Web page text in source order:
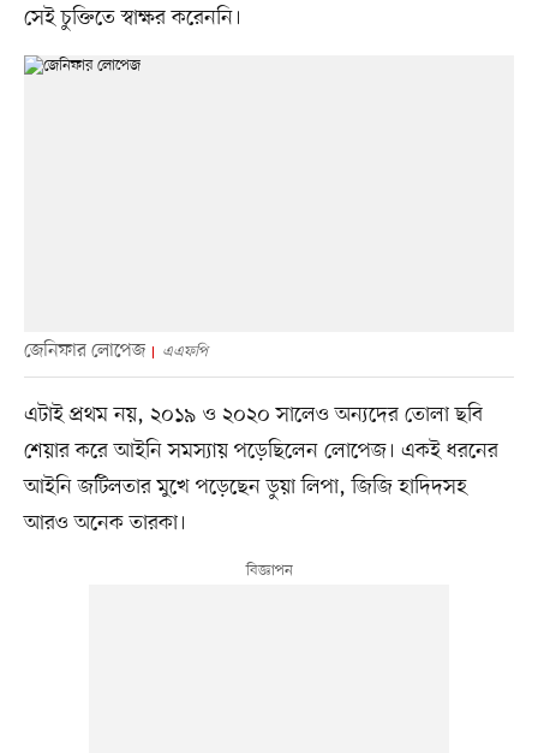
সেই চুক্তিতে স্বাক্ষর করেননি।
জেনিফার লোপেজ এএফপি
এটাই প্রথম নয়, ২০১৯ ও ২০২০ সালেও অন্যদের তোলা ছবি
শেয়ার করে আইনি সমস্যায় পড়েছিলেন লোপেজ। একই ধরনের
আইনি জটিলতার মুখে পড়েছেন ডুয়া লিপা, জিজি হাদিদসহ
আরও অনেক তারকা।